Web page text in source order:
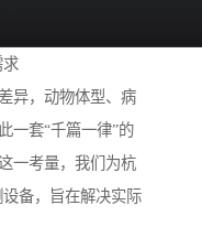
求
异，动物体型、病
一套“千篇一律”的
一考量，我们为杭
备，旨在解决实际